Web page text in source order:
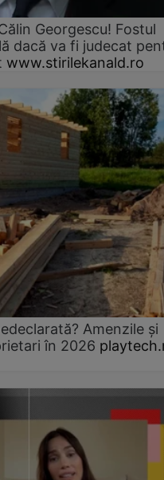
Georgescu! Fostul
dacă va fi judecat
www.stirilekanald.ro
Amenzile și
în 2026